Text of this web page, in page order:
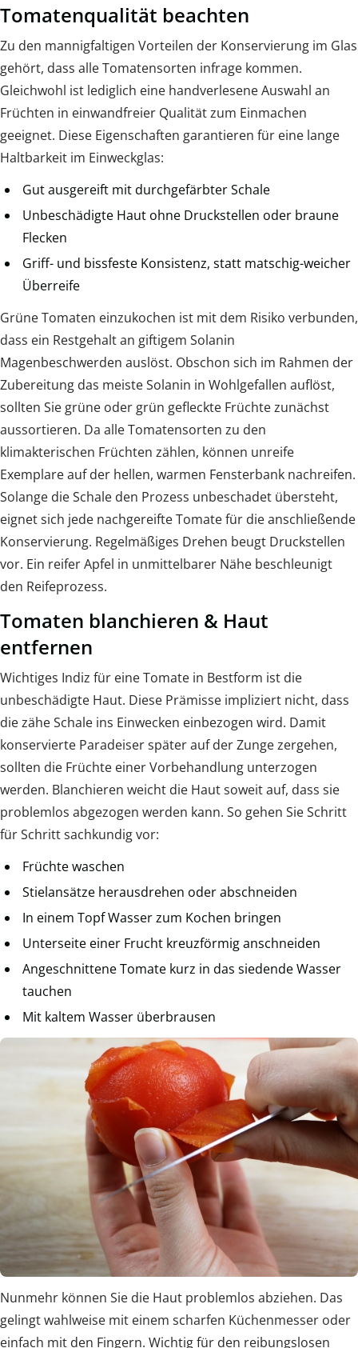
Tomatenqualität beachten
Zu den mannigfaltigen Vorteilen der Konservierung im Glas
gehört, dass alle Tomatensorten infrage kommen.
Gleichwohl ist lediglich eine handverlesene Auswahl an
Früchten in einwandfreier Qualität zum Einmachen
geeignet. Diese Eigenschaften garantieren für eine lange
Haltbarkeit im Einweckglas:
Gut ausgereift mit durchgefärbter Schale
Unbeschädigte Haut ohne Druckstellen oder braune
Flecken
Griff- und bissfeste Konsistenz, statt matschig-weicher
Überreife
Grüne Tomaten einzukochen ist mit dem Risiko verbunden,
dass ein Restgehalt an giftigem Solanin
Magenbeschwerden auslöst. Obschon sich im Rahmen der
Zubereitung das meiste Solanin in Wohlgefallen auflöst,
sollten Sie grüne oder grün gefleckte Früchte zunächst
aussortieren. Da alle Tomatensorten zu den
klimakterischen Früchten zählen, können unreife
Exemplare auf der hellen, warmen Fensterbank nachreifen.
Solange die Schale den Prozess unbeschadet übersteht,
eignet sich jede nachgereifte Tomate für die anschließende
Konservierung. Regelmäßiges Drehen beugt Druckstellen
vor. Ein reifer Apfel in unmittelbarer Nähe beschleunigt
den Reifeprozess.
Tomaten blanchieren & Haut
entfernen
Wichtiges Indiz für eine Tomate in Bestform ist die
unbeschädigte Haut. Diese Prämisse impliziert nicht, dass
die zähe Schale ins Einwecken einbezogen wird. Damit
konservierte Paradeiser später auf der Zunge zergehen,
sollten die Früchte einer Vorbehandlung unterzogen
werden. Blanchieren weicht die Haut soweit auf, dass sie
problemlos abgezogen werden kann. So gehen Sie Schritt
für Schritt sachkundig vor:
Früchte waschen
Stielansätze herausdrehen oder abschneiden
In einem Topf Wasser zum Kochen bringen
Unterseite einer Frucht kreuzförmig anschneiden
Angeschnittene Tomate kurz in das siedende Wasser
tauchen
Mit kaltem Wasser überbrausen
Nunmehr können Sie die Haut problemlos abziehen. Das
gelingt wahlweise mit einem scharfen Küchenmesser oder
einfach mit den Fingern. Wichtig für den reibungslosen